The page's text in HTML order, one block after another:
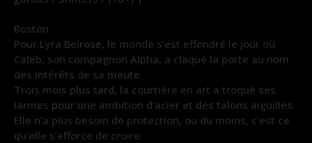
Boston.
Pour Lyra Belrose, le monde s’est effondré le jour où
Caleb, son compagnon Alpha, a claqué la porte au nom
des intérêts de sa meute.
Trois mois plus tard, la courtière en art a troqué ses
larmes pour une ambition d’acier et des talons aiguilles.
Elle n’a plus besoin de protection, ou du moins, c’est ce
qu’elle s’efforce de croire.